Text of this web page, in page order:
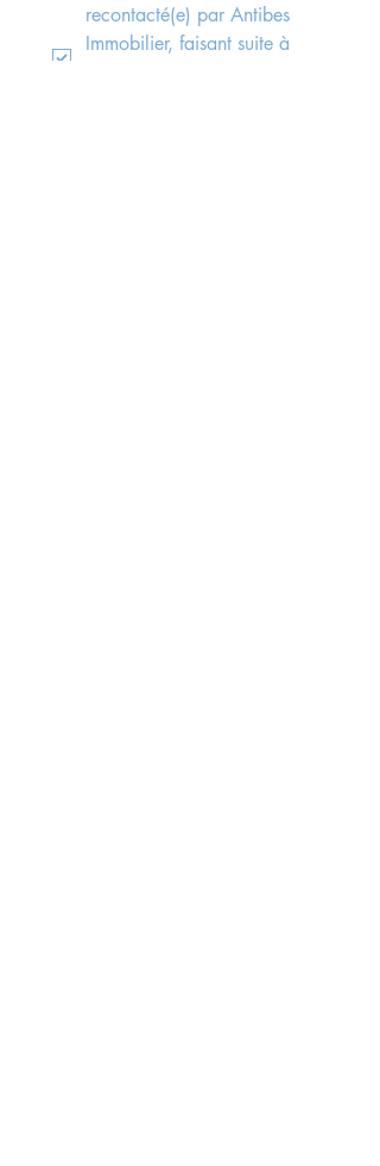
recontacté(e) par Antibes
Immobilier, faisant suite à